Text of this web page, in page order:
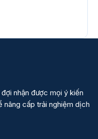
nhận được mọi ý kiến
cấp trải nghiệm dịch